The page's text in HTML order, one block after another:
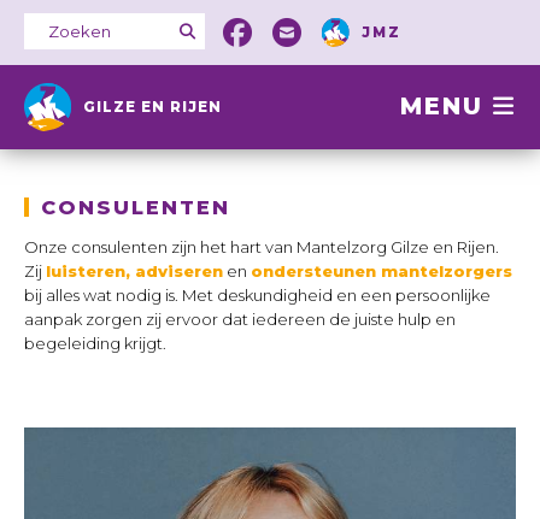
JMZ
GILZE EN RIJEN MENU
CONSULENTEN
Onze consulenten zijn het hart van Mantelzorg Gilze en Rijen.
Zij luisteren, adviseren en ondersteunen mantelzorgers
bij alles wat nodig is. Met deskundigheid en een persoonlijke
aanpak zorgen zij ervoor dat iedereen de juiste hulp en
begeleiding krijgt.